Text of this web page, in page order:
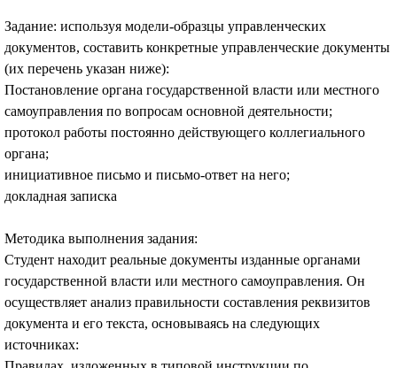
Задание: используя модели-образцы управленческих
документов, составить конкретные управленческие документы
(их перечень указан ниже):
Постановление органа государственной власти или местного
самоуправления по вопросам основной деятельности;
протокол работы постоянно действующего коллегиального
органа;
инициативное письмо и письмо-ответ на него;
докладная записка
Методика выполнения задания:
Студент находит реальные документы изданные органами
государственной власти или местного самоуправления. Он
осуществляет анализ правильности составления реквизитов
документа и его текста, основываясь на следующих
источниках: